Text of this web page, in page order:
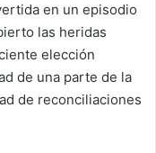
en un episodio
las heridas
elección
de una parte de la
de reconciliaciones